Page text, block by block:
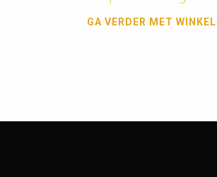
GA VERDER MET